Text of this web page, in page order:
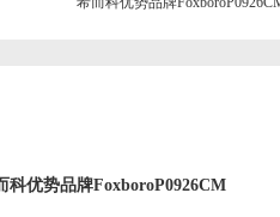
科优势品牌FoxboroP0926CM